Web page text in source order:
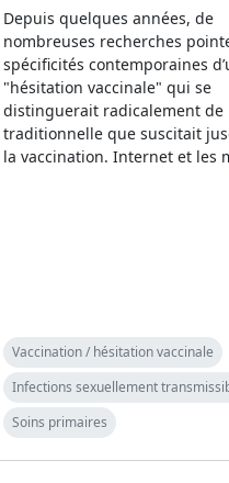
Depuis quelques années, de
nombreuses recherches
spécificités contemporaines
"hésitation vaccinale" qui se
distinguerait radicalement de
traditionnelle que suscitait
la vaccination. Internet et les
Vaccination / hésitation vaccinale
Infections sexuellement
Soins primaires